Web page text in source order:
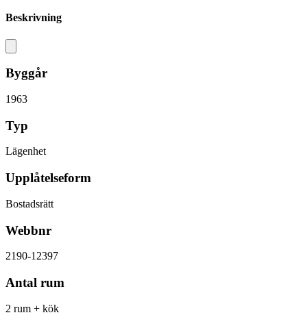
Beskrivning
Byggår
1963
Typ
Lägenhet
Upplåtelseform
Bostadsrätt
Webbnr
2190-12397
Antal rum
2 rum + kök